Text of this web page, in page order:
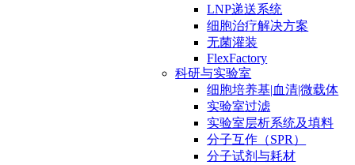
LNP递送系统
细胞治疗解决方案
无菌灌装
FlexFactory
科研与实验室
细胞培养基|血清|微载体
实验室过滤
实验室层析系统及填料
分子互作（SPR）
分子试剂与耗材